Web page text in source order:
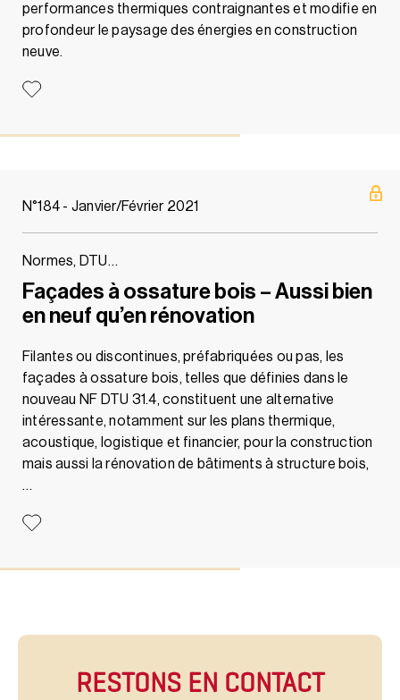
performances thermiques contraignantes et modifie en
profondeur le paysage des énergies en construction
neuve.
N°184 - Janvier/Février 2021
Normes, DTU…
Façades à ossature bois – Aussi bien
en neuf qu’en rénovation
Filantes ou discontinues, préfabriquées ou pas, les
façades à ossature bois, telles que définies dans le
nouveau NF DTU 31.4, constituent une alternative
intéressante, notamment sur les plans thermique,
acoustique, logistique et financier, pour la construction
mais aussi la rénovation de bâtiments à structure bois,
…
RESTONS EN CONTACT